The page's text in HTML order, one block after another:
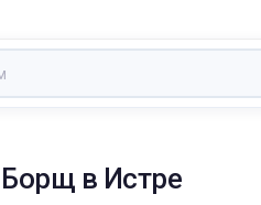
Борщ в Истре